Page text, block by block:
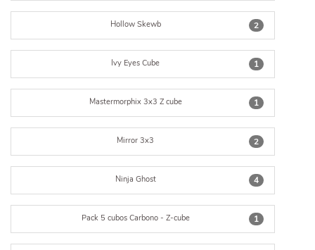
2
Hollow Skewb
1
Ivy Eyes Cube
1
Mastermorphix 3x3 Z cube
2
Mirror 3x3
4
Ninja Ghost
1
Pack 5 cubos Carbono - Z-cube